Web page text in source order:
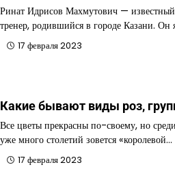
Ринат Идрисов Махмутович —
тренер, родившийся в городе Казани. Он
17 февраля 2023
Какие бывают виды роз,
Все цветы прекрасны по-своему, но
уже много столетий зовется «королевой…
17 февраля 2023